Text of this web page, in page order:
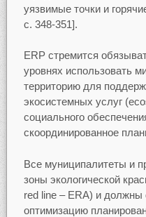
уязвимые точки и
с. 348-351].
ERP стремится
уровнях использовать
территорию для
экосистемных услуг
социального
скоординированное
Все муниципалитеты и
зоны экологической
red line – ERA) и должны
оптимизацию